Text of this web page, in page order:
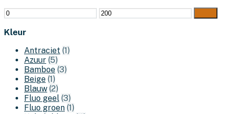
Min.
prijs
Max.
prijs
Kleur
Antraciet (1)
Azuur (5)
Bamboe (3)
Beige (1)
Blauw (2)
Fluo geel (3)
Fluo groen (1)